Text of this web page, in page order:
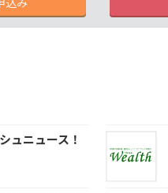
ュニュース！